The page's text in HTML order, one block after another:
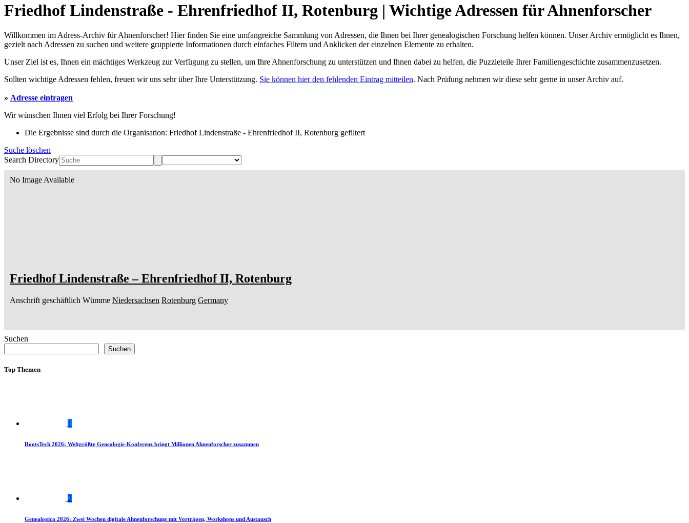
Friedhof Lindenstraße - Ehrenfriedhof II, Rotenburg | Wichtige Adressen für Ahnenforscher
Willkommen im Adress-Archiv für Ahnenforscher! Hier finden Sie eine umfangreiche Sammlung von Adressen, die Ihnen bei Ihrer genealogischen Forschung helfen können. Unser Archiv ermöglicht es Ihnen,
gezielt nach Adressen zu suchen und weitere gruppierte Informationen durch einfaches Filtern und Anklicken der einzelnen Elemente zu erhalten.
Unser Ziel ist es, Ihnen ein mächtiges Werkzeug zur Verfügung zu stellen, um Ihre Ahnenforschung zu unterstützen und Ihnen dabei zu helfen, die Puzzleteile Ihrer Familiengeschichte zusammenzusetzen.
Sollten wichtige Adressen fehlen, freuen wir uns sehr über Ihre Unterstützung. Sie können hier den fehlenden Eintrag mitteilen. Nach Prüfung nehmen wir diese sehr gerne in unser Archiv auf.
» Adresse eintragen
Wir wünschen Ihnen viel Erfolg bei Ihrer Forschung!
Die Ergebnisse sind durch die Organisation: Friedhof Lindenstraße - Ehrenfriedhof II, Rotenburg gefiltert
Suche löschen
Search Directory
No Image Available
Friedhof Lindenstraße – Ehrenfriedhof II, Rotenburg
Anschrift geschäftlich Wümme Niedersachsen Rotenburg Germany
Suchen
Suchen
Top Themen
1
RootsTech 2026: Weltgrößte Genealogie-Konferenz bringt Millionen Ahnenforscher zusammen
2
Genealogica 2026: Zwei Wochen digitale Ahnenforschung mit Vorträgen, Workshops und Austausch